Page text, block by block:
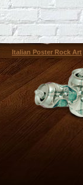
Italian Poster Rock Art